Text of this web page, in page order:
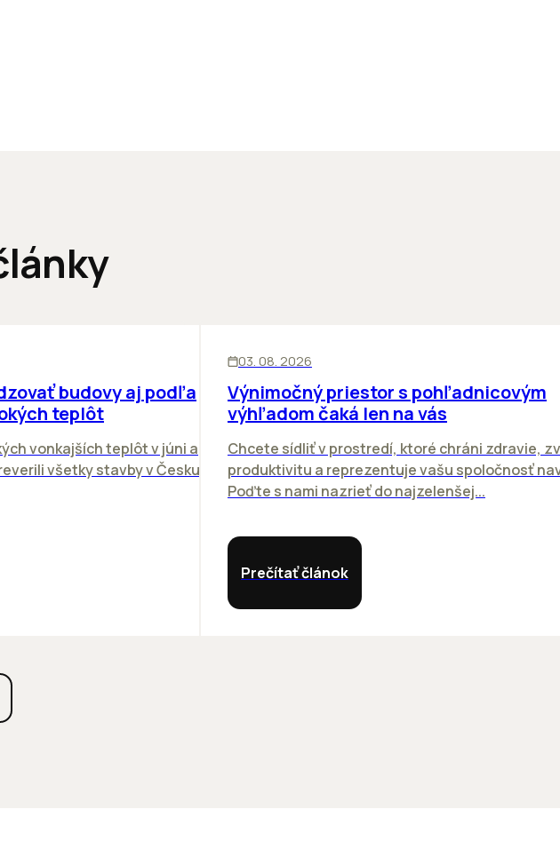
budovy aj podľa
teplôt
vonkajších teplôt v júni a
všetky stavby v Česku.
03. 08. 2026
Výnimočný priestor s pohľadnicovým
výhľadom čaká len na vás
Chcete sídliť v prostredí, ktoré chráni zdravie,
produktivitu a reprezentuje vašu spoločnosť
Poďte s nami nazrieť do najzelenšej...
Prečítať článok